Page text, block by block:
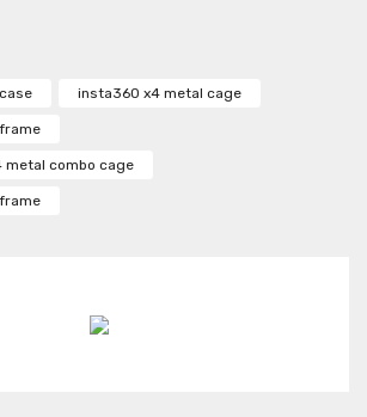
bozuk veya görüntülenemiyor.
eksik bilgiler bulunuyor.
hatalar bulunuyor.
sitelerden daha pahalı.
insta360 x4 metal cage
combo cage